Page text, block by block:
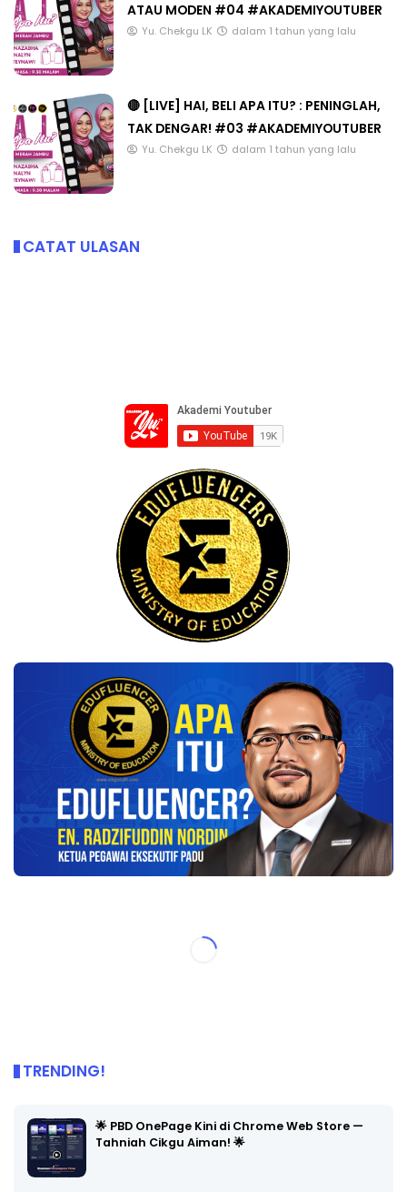
ATAU MODEN #04 #AKADEMIYOUTUBER
Yu. Chekgu LK dalam 1 tahun yang lalu
🔴 [LIVE] HAI, BELI APA ITU? : PENINGLAH,
TAK DENGAR! #03 #AKADEMIYOUTUBER
Yu. Chekgu LK dalam 1 tahun yang lalu
CATAT ULASAN
TRENDING!
🌟 PBD OnePage Kini di Chrome Web Store —
Tahniah Cikgu Aiman! 🌟